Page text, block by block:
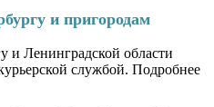
и пригородам
и Ленинградской области
службой. Подробнее